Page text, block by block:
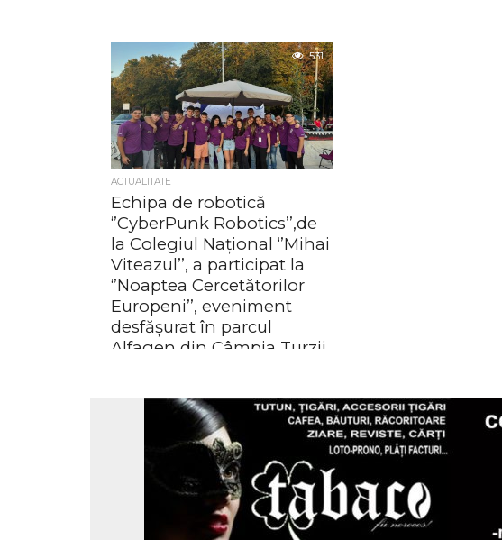
531
ACTUALITATE
Echipa de robotică
‘’CyberPunk Robotics’’,de
la Colegiul Național ‘’Mihai
Viteazul’’, a participat la
‘’Noaptea Cercetătorilor
Europeni’’, eveniment
desfășurat în parcul
Alfagen din Câmpia Turzii
Viteazul’’, a participat la ‘’Noaptea
Cercetătorilor Europeni’’, eveniment
desfășurat în parcul Alfagen din...